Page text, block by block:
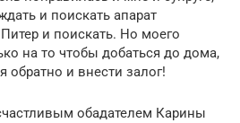
и поискать апарат
и поискать. Но моего
на то чтобы добаться до дома,
обратно и внести залог!
обадателем Карины